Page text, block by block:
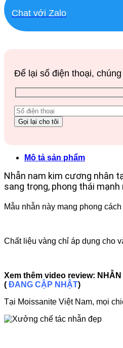
Chat với Zalo
Để lại số điện thoại,
Mô tả sản phẩm
Nhẫn nam kim cương nhân
sang trọng, phong thái
Mẫu nhẫn này mang phong
Chất liệu vàng chỉ áp dụng cho
Xem thêm video review: NHẪN
( ĐANG CẬP NHẬT)
Tại Moissanite Việt Nam, mọi